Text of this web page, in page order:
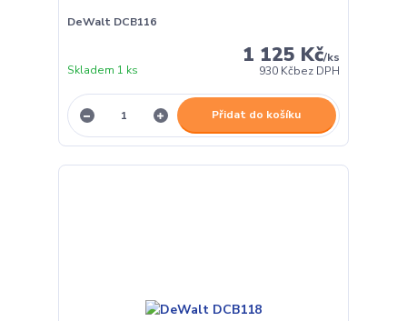
DeWalt DCB116
1 125 Kč/ks
930 Kčbez DPH
Skladem 1 ks
Přidat do košíku